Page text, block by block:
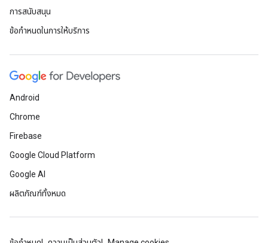
การสนับสนุน
ข้อกำหนดในการให้บริการ
Android
Chrome
Firebase
Google Cloud Platform
Google AI
ผลิตภัณฑ์ทั้งหมด